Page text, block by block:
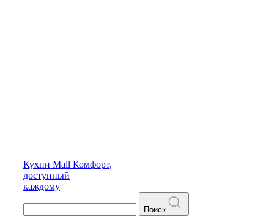
Кухни Mall Комфорт,
доступный
каждому
Поиск